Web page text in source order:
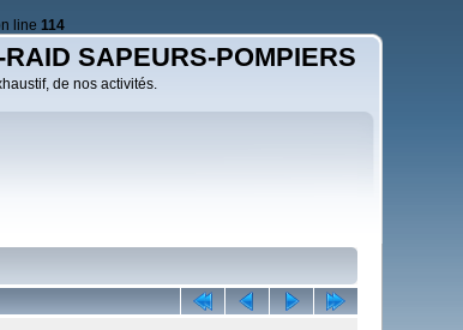
line114
SAPEURS-POMPIERS
de nos activités.